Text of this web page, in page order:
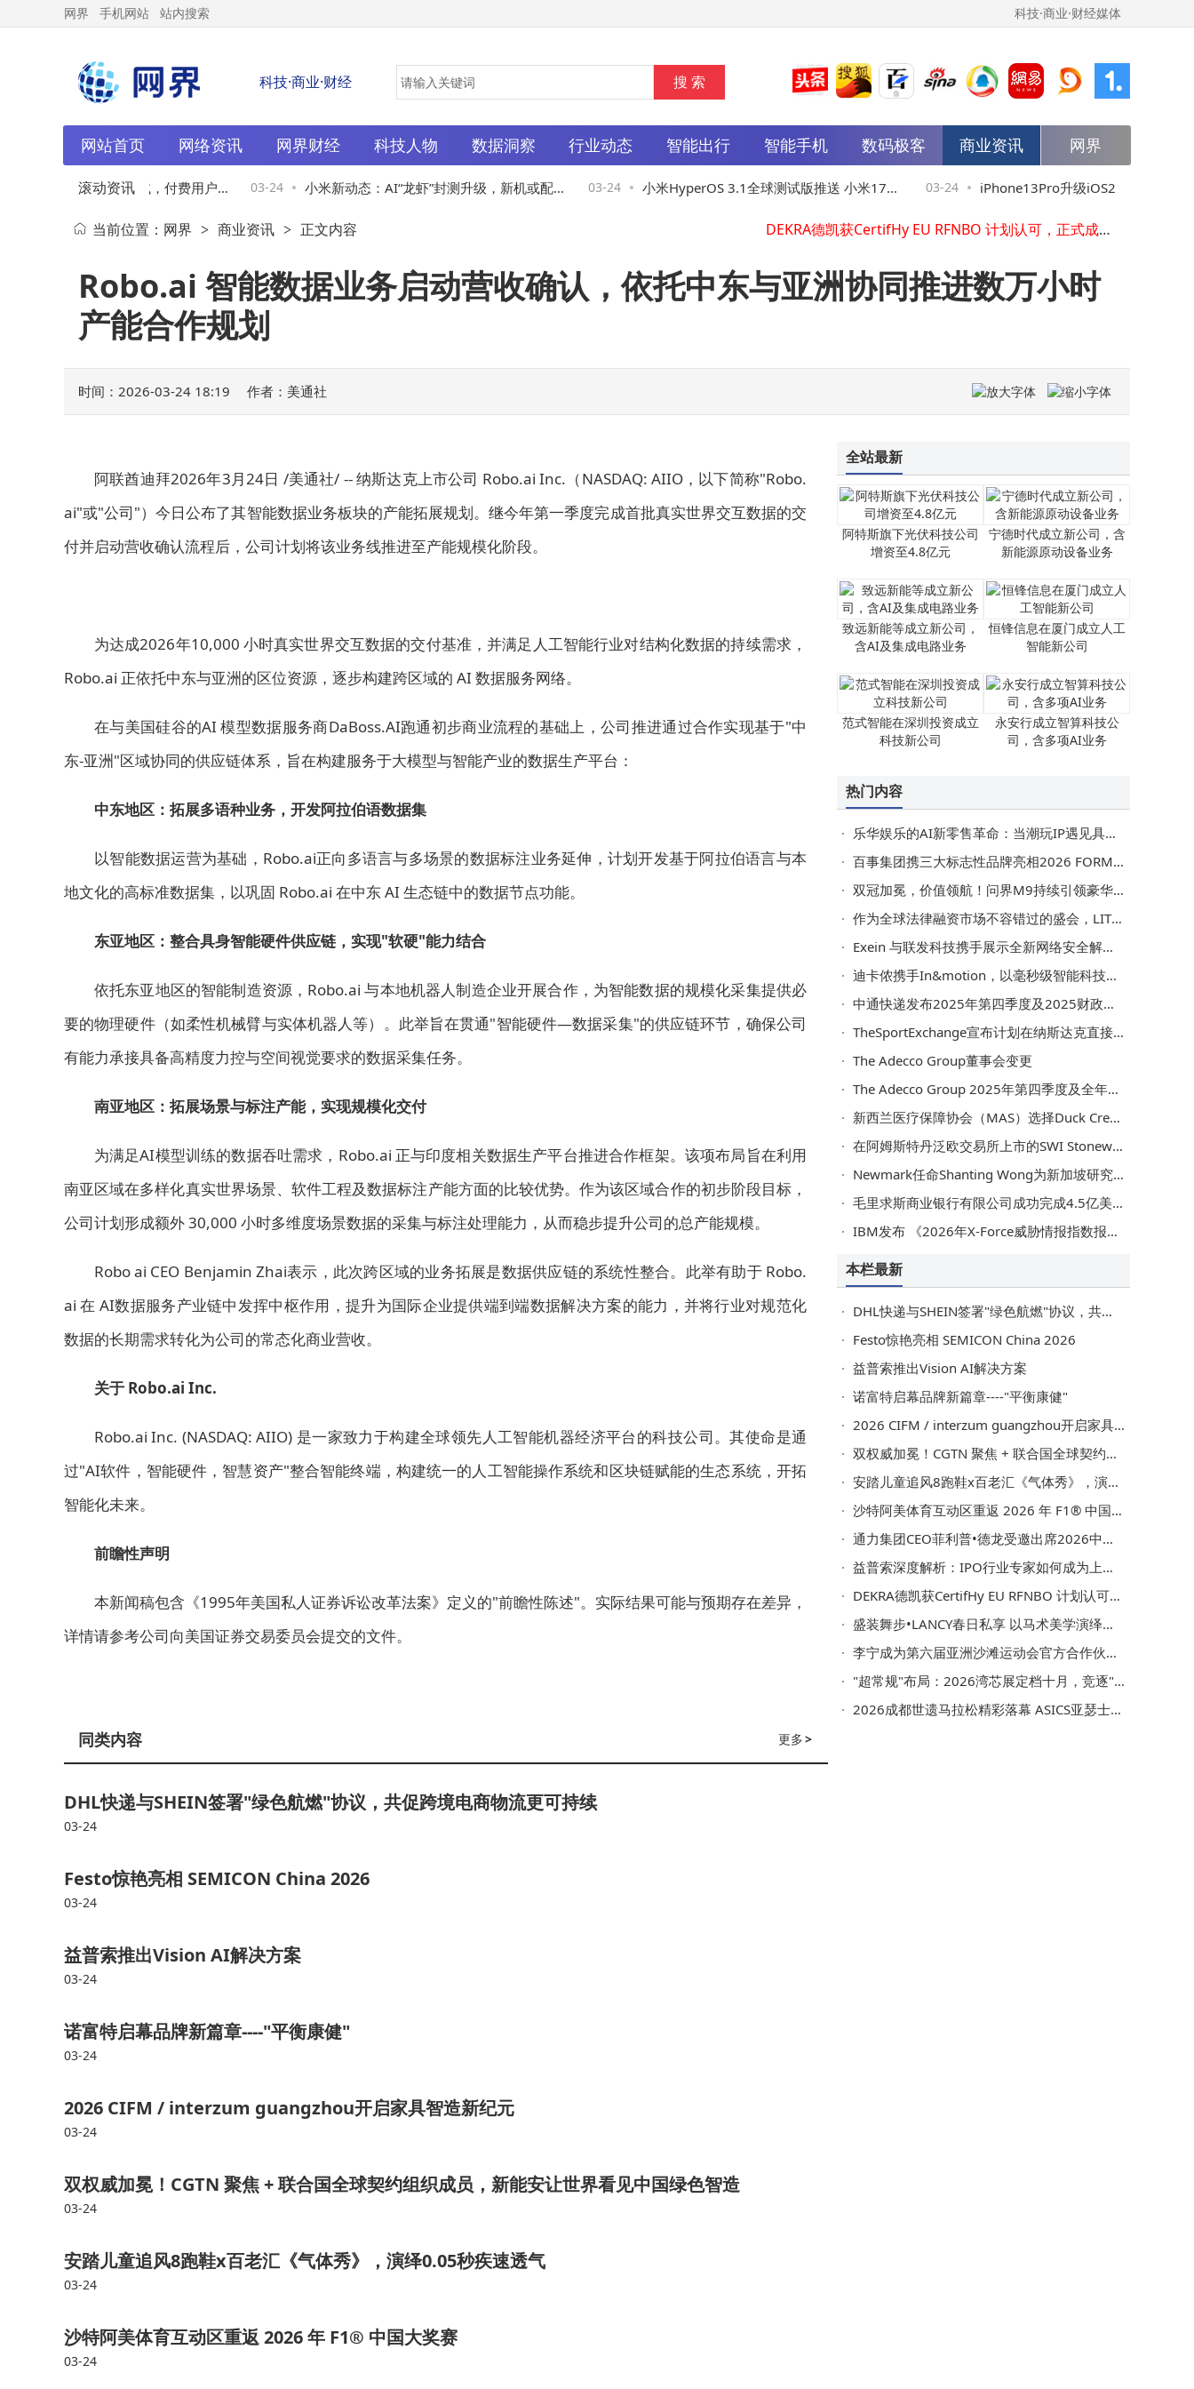
网界 手机网站 站内搜索 科技·商业·财经媒体
科技·商业·财经
网站首页 网络资讯 网界财经 科技人物 数据洞察 行业动态 智能出行 智能手机 数码极客 商业资讯 网界
滚动资讯
脑使用”功能开启测试，付费用户M 03-24 小米新动态：AI“龙虾”封测升级，新机或配万
毫安电池与百瓦快充
03-24 小米HyperOS 3.1全球测试版推送 小米17系
列率先体验新系统安全与交互升级
03-24 iPhone13Pro升级iOS26.3.1a体验：
升游戏流畅，信号更稳值得冲
DEKRA德凯获CertifHy EU RFNBO 计划认可，正式成为可再生氢认证机构
益普索推出Vision AI解决方案
诺富特启幕品牌新篇章----"平衡康健"
2026 CIFM / interzum guangzhou开启家具智造新纪元
双权威加冕！CGTN 聚焦 + 联合国全球契约组织成员，新能安让世界看见中国绿色智造
沙特阿美体育互动区重返 2026 年 F1® 中国大奖赛
通力集团CEO菲利普•德龙受邀出席2026中国发展高层论坛并发表演讲，共话"十五五"规划高质量发展新机遇
DEKRA德凯获CertifHy EU RFNBO 计划认可，正式成为可再生氢认证机构
当前位置： 网界 > 商业资讯 > 正文内容
Robo.ai 智能数据业务启动营收确认，依托中东与亚洲协同推进数万小时
产能合作规划
时间：2026-03-24 18:19 作者：美通社
阿联酋迪拜2026年3月24日 /美通社/ -- 纳斯达克上市公司 Robo.ai Inc.（NASDAQ: AIIO，以下简称"Robo.
ai"或"公司"）今日公布了其智能数据业务板块的产能拓展规划。继今年第一季度完成首批真实世界交互数据的交
付并启动营收确认流程后，公司计划将该业务线推进至产能规模化阶段。
为达成2026年10,000 小时真实世界交互数据的交付基准，并满足人工智能行业对结构化数据的持续需求，
Robo.ai 正依托中东与亚洲的区位资源，逐步构建跨区域的 AI 数据服务网络。
在与美国硅谷的AI 模型数据服务商DaBoss.AI跑通初步商业流程的基础上，公司推进通过合作实现基于"中
东-亚洲"区域协同的供应链体系，旨在构建服务于大模型与智能产业的数据生产平台：
中东地区：拓展多语种业务，开发阿拉伯语数据集
以智能数据运营为基础，Robo.ai正向多语言与多场景的数据标注业务延伸，计划开发基于阿拉伯语言与本
地文化的高标准数据集，以巩固 Robo.ai 在中东 AI 生态链中的数据节点功能。
东亚地区：整合具身智能硬件供应链，实现"软硬"能力结合
依托东亚地区的智能制造资源，Robo.ai 与本地机器人制造企业开展合作，为智能数据的规模化采集提供必
要的物理硬件（如柔性机械臂与实体机器人等）。此举旨在贯通"智能硬件—数据采集"的供应链环节，确保公司
有能力承接具备高精度力控与空间视觉要求的数据采集任务。
南亚地区：拓展场景与标注产能，实现规模化交付
为满足AI模型训练的数据吞吐需求，Robo.ai 正与印度相关数据生产平台推进合作框架。该项布局旨在利用
南亚区域在多样化真实世界场景、软件工程及数据标注产能方面的比较优势。作为该区域合作的初步阶段目标，
公司计划形成额外 30,000 小时多维度场景数据的采集与标注处理能力，从而稳步提升公司的总产能规模。
Robo ai CEO Benjamin Zhai表示，此次跨区域的业务拓展是数据供应链的系统性整合。此举有助于 Robo.
ai 在 AI数据服务产业链中发挥中枢作用，提升为国际企业提供端到端数据解决方案的能力，并将行业对规范化
数据的长期需求转化为公司的常态化商业营收。
关于 Robo.ai Inc.
Robo.ai Inc. (NASDAQ: AIIO) 是一家致力于构建全球领先人工智能机器经济平台的科技公司。其使命是通
过"AI软件，智能硬件，智慧资产"整合智能终端，构建统一的人工智能操作系统和区块链赋能的生态系统，开拓
智能化未来。
前瞻性声明
本新闻稿包含《1995年美国私人证券诉讼改革法案》定义的"前瞻性陈述"。实际结果可能与预期存在差异，
详情请参考公司向美国证券交易委员会提交的文件。
更多>
同类内容
DHL快递与SHEIN签署"绿色航燃"协议，共促跨境电商物流更可持续
03-24
Festo惊艳亮相 SEMICON China 2026
03-24
益普索推出Vision AI解决方案
03-24
诺富特启幕品牌新篇章----"平衡康健"
03-24
2026 CIFM / interzum guangzhou开启家具智造新纪元
03-24
双权威加冕！CGTN 聚焦 + 联合国全球契约组织成员，新能安让世界看见中国绿色智造
03-24
安踏儿童追风8跑鞋x百老汇《气体秀》，演绎0.05秒疾速透气
03-24
沙特阿美体育互动区重返 2026 年 F1® 中国大奖赛
03-24
全站最新
阿特斯旗下光伏科技公司
增资至4.8亿元
宁德时代成立新公司，含
新能源原动设备业务
致远新能等成立新公司，
含AI及集成电路业务
恒锋信息在厦门成立人工
智能新公司
范式智能在深圳投资成立
科技新公司
永安行成立智算科技公
司，含多项AI业务
热门内容
乐华娱乐的AI新零售革命：当潮玩IP遇见具身智能机器人
百事集团携三大标志性品牌亮相2026 FORMULA 1喜力中国大奖赛
双冠加冕，价值领航！问界M9持续引领豪华SUV价值标杆
作为全球法律融资市场不容错过的盛会，LITFINCON Asia即将首次登陆新加坡
Exein 与联发科技携手展示全新网络安全解决方案 助力制造商应对欧盟《网络韧性法案》
迪卡侬携手In&motion，以毫秒级智能科技守护运动安全
中通快递发布2025年第四季度及2025财政年度未经审计财务业绩
TheSportExchange宣布计划在纳斯达克直接上市
The Adecco Group董事会变更
The Adecco Group 2025年第四季度及全年业绩
新西兰医疗保障协会（MAS）选择Duck Creek Technologies推进核心保险业务现代化
在阿姆斯特丹泛欧交易所上市的SWI Stoneweg Icona Group通过对欧洲领先的NVIDIA云合作伙伴Polarise进行多数股权投资进军AI算力领域，打造一体化的欧洲AI基础设施平台
Newmark任命Shanting Wong为新加坡研究部负责人
毛里求斯商业银行有限公司成功完成4.5亿美元银团定期贷款
IBM发布 《2026年X-Force威胁情报指数报告》：基础安全漏洞持续困扰企业，AI驱动的攻击正在升级
本栏最新
DHL快递与SHEIN签署"绿色航燃"协议，共促跨境电商物流更可持续
Festo惊艳亮相 SEMICON China 2026
益普索推出Vision AI解决方案
诺富特启幕品牌新篇章----"平衡康健"
2026 CIFM / interzum guangzhou开启家具智造新纪元
双权威加冕！CGTN 聚焦 + 联合国全球契约组织成员，新能安让世界看见中国绿色智造
安踏儿童追风8跑鞋x百老汇《气体秀》，演绎0.05秒疾速透气
沙特阿美体育互动区重返 2026 年 F1® 中国大奖赛
通力集团CEO菲利普•德龙受邀出席2026中国发展高层论坛并发表演讲，共话"十五五"规划高质量发展新机遇
益普索深度解析：IPO行业专家如何成为上市全流程「护航者」
DEKRA德凯获CertifHy EU RFNBO 计划认可，正式成为可再生氢认证机构
盛装舞步•LANCY春日私享 以马术美学演绎精英穿搭与生活方式
李宁成为第六届亚洲沙滩运动会官方合作伙伴，助力亚洲体育事业发展
"超常规"布局：2026湾芯展定档十月，竞逐"中国集成电路第一展"
2026成都世遗马拉松精彩落幕 ASICS亚瑟士携手跑者共赴上场之道